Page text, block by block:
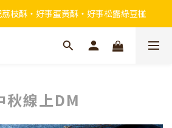
枝酥・好事蛋黃酥・好事松露綠豆椪
秋線上DM